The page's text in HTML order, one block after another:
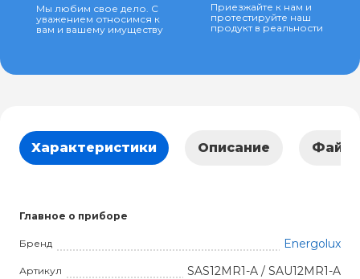
Мы любим свое дело. С
уважением относимся к
вам и вашему имуществу
Приезжайте к нам и
протестируйте наш
продукт в реальности
Характеристики Описание
Главное о приборе
Бренд Energolux
Артикул SAS12MR1-A / SAU12MR1-A